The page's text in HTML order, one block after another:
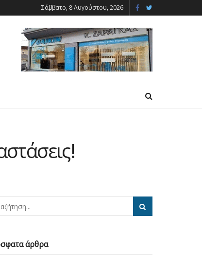
Σάββατο, 8 Αυγούστου, 2026
άρθρα